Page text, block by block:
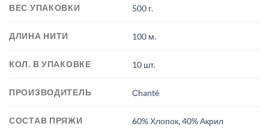
ВЕС УПАКОВКИ 500 г.
ДЛИНА НИТИ 100 м.
КОЛ. В УПАКОВКЕ 10 шт.
ПРОИЗВОДИТЕЛЬ Сhanté
СОСТАВ ПРЯЖИ 60% Хлопок, 40% Акрил